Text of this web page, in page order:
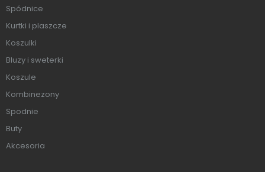
Spódnice
Kurtki i plaszcze
Koszulki
Bluzy i sweterki
Koszule
Kombinezony
Spodnie
Buty
Akcesoria